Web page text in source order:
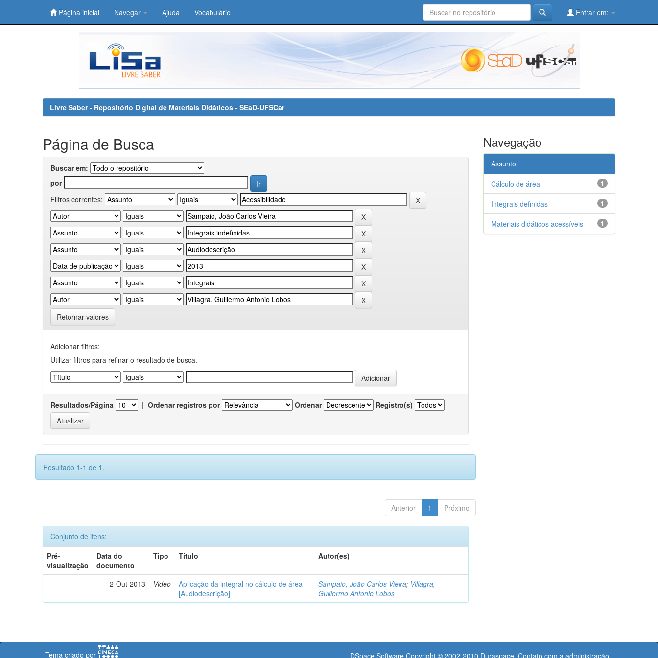
Página inicial Navegar Ajuda Vocabulário Entrar em:
Livre Saber - Repositório Digital de Materiais Didáticos - SEaD-UFSCar
Página de Busca
Buscar em:
por
Filtros correntes:
Retornar valores
Adicionar filtros:
Utilizar filtros para refinar o resultado de busca.
Resultados/Página | Ordenar registros por Ordenar Registro(s)
Resultado 1-1 de 1.
Anterior 1 Próximo
Conjunto de itens:
Pré-
visualização
Data do
documento
Tipo Título Autor(es)
2-Out-2013 Video
Aplicação da integral no cálculo de área
[Audiodescrição]
Sampaio, João Carlos Vieira; Villagra,
Guillermo Antonio Lobos
Navegação
Assunto
1
Cálculo de área
1
Integrais definidas
1
Materiais didáticos acessíveis
Tema criado por DSpace Software Copyright © 2002-2010 Duraspace Contato com a administração